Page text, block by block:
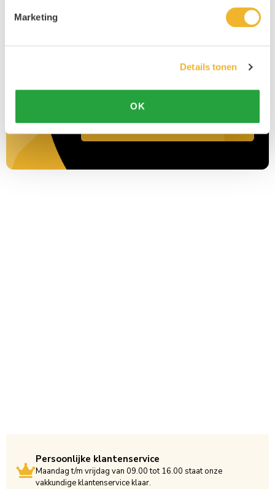
Marketing
Details tonen
OK
Persoonlijke klantenservice
Maandag t/m vrijdag van 09.00 tot 16.00 staat onze
vakkundige klantenservice klaar.